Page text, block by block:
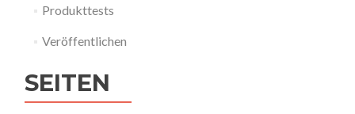
Produkttests
Veröffentlichen
SEITEN